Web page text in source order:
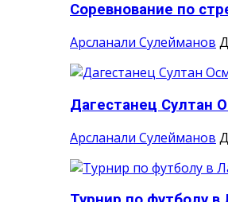
Соревнование по
Арсланали Сулейманов
Дагестанец Султан
Арсланали Сулейманов